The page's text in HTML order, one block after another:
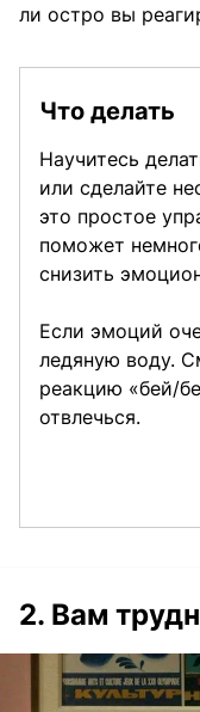
ли остро вы
Что делать
Научитесь
или сделайте
это простое
поможет
снизить
Если эмоций
ледяную воду.
реакцию «бей/
отвлечься.
2. Вам